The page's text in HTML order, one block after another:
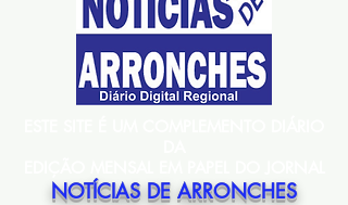
NOTÍCIAS DE ARRONCHES